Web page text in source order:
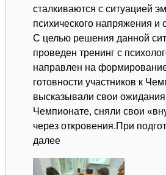
сталкиваются с ситуацией
психического напряжения и
С целью решения данной
проведен тренинг с
направлен на
готовности участников к
высказывали свои ожидания
Чемпионате, сняли свои
через откровения.При
далее:
психолога